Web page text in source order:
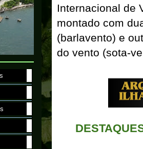
Internacional de
montado com
(barlavento) e
do vento (sota-